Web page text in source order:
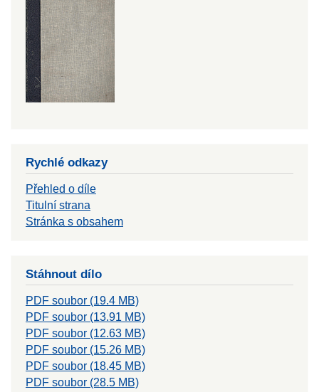
Rychlé odkazy
Přehled o díle
Titulní strana
Stránka s obsahem
Stáhnout dílo
PDF soubor (19.4 MB)
PDF soubor (13.91 MB)
PDF soubor (12.63 MB)
PDF soubor (15.26 MB)
PDF soubor (18.45 MB)
PDF soubor (28.5 MB)